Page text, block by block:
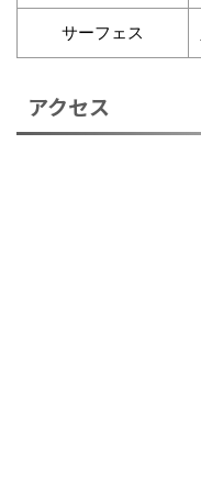
サーフェス
アクセス